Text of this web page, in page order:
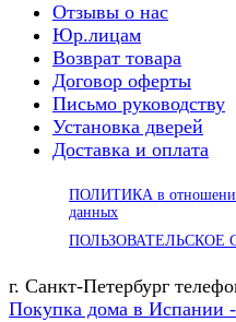
Отзывы о нас
Юр.лицам
Возврат товара
Договор оферты
Письмо руководству
Установка дверей
Доставка и оплата
ПОЛИТИКА в отношении
данных
ПОЛЬЗОВАТЕЛЬСКОЕ
г. Санкт-Петербург
Покупка дома в Испании -